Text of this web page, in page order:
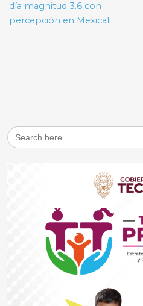
entradas
día magnitud 3.6 con
percepción en Mexicali
Search
for: